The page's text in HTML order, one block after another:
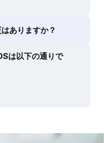
ありますか？
は以下の通りで